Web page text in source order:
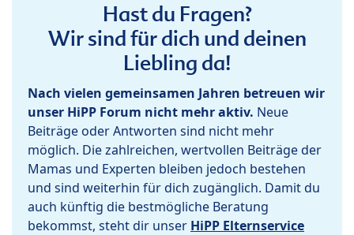
Hast du Fragen?
Wir sind für dich und deinen
Liebling da!
Nach vielen gemeinsamen Jahren betreuen wir
unser HiPP Forum nicht mehr aktiv. Neue
Beiträge oder Antworten sind nicht mehr
möglich. Die zahlreichen, wertvollen Beiträge der
Mamas und Experten bleiben jedoch bestehen
und sind weiterhin für dich zugänglich. Damit du
auch künftig die bestmögliche Beratung
bekommst, steht dir unser HiPP Elternservice